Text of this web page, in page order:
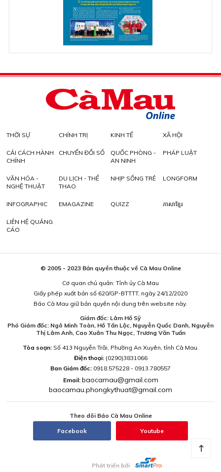
THỜI SỰ CHÍNH TRỊ KINH TẾ XÃ HỘI
CẢI CÁCH HÀNH
CHÍNH
CHUYỂN ĐỔI SỐ
QUỐC PHÒNG -
AN NINH
PHÁP LUẬT
VĂN HÓA -
NGHỆ THUẬT
DU LỊCH - THỂ
THAO
NHỊP SỐNG TRẺ LONGFORM
INFOGRAPHIC EMAGAZINE QUIZZ ភាសាខ្មែរ
LIÊN HỆ QUẢNG
CÁO
© 2005 - 2023 Bản quyền thuộc về Cà Mau Online
Cơ quan chủ quản: Tỉnh ủy Cà Mau
Giấy phép xuất bản số 620/GP-BTTTT, ngày 24/12/2020
Báo Cà Mau giữ bản quyền nội dung trên website này.
Giám đốc: Lâm Hồ Sỹ
Phó Giám đốc: Ngô Minh Toàn, Hồ Tấn Lộc, Nguyễn Quốc Danh, Nguyễn
Thị Lâm Anh, Cao Xuân Thu Ngọc, Trương Văn Tuấn
Tòa soạn:Số 413 Nguyễn Trãi, Phường An Xuyên, tỉnh Cà Mau.
Điện thoại: (0290)3831066
Ban Giám đốc: 0918.575228 - 0913.780557
Email: baocamau@gmail.com
baocamau.phongkythuat@gmail.com
Theo dõi Báo Cà Mau Online
Facebook Youtube
Phát triển bởi